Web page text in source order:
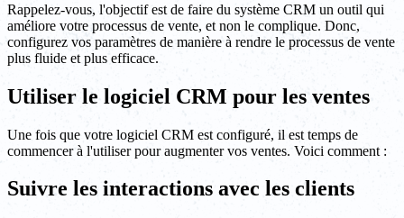
Rappelez-vous, l'objectif est de faire du système CRM un outil qui
améliore votre processus de vente, et non le complique. Donc,
configurez vos paramètres de manière à rendre le processus de vente
plus fluide et plus efficace.
Utiliser le logiciel CRM pour les ventes
Une fois que votre logiciel CRM est configuré, il est temps de
commencer à l'utiliser pour augmenter vos ventes. Voici comment :
Suivre les interactions avec les clients